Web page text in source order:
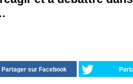
Partager sur Facebook